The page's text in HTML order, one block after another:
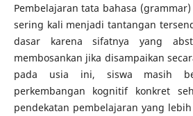
Pembelajaran tata bahasa
sering kali menjadi tantangan
dasar karena sifatnya yang
membosankan jika disampaikan
pada usia ini, siswa masih
perkembangan kognitif konkret
pendekatan pembelajaran yang